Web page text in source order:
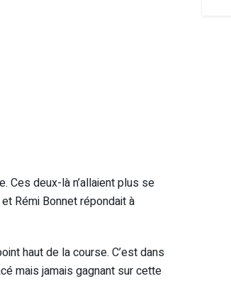
Ces deux-là n’allaient plus se
Rémi Bonnet répondait à
haut de la course. C’est dans
mais jamais gagnant sur cette